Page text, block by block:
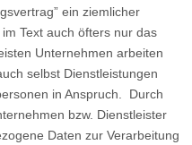
ein ziemlicher
Text auch öfters nur das
Unternehmen arbeiten
selbst Dienstleistungen
in Anspruch. Durch
bzw. Dienstleister
Daten zur Verarbeitung